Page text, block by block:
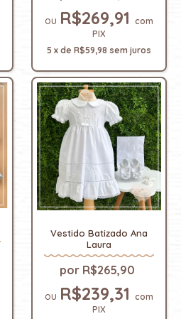
R$269,91 com
PIX
5 x de R$59,98 sem juros
Vestido Batizado Ana
Laura
R$265,90
R$239,31 com
PIX